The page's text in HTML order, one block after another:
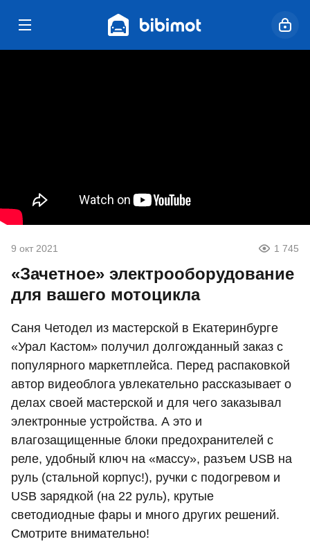
9 окт 2021 1 745
«Зачетное» электрооборудование
для вашего мотоцикла
Саня Четодел из мастерской в Екатеринбурге
«Урал Кастом» получил долгожданный заказ с
популярного маркетплейса. Перед распаковкой
автор видеоблога увлекательно рассказывает о
делах своей мастерской и для чего заказывал
электронные устройства. А это и
влагозащищенные блоки предохранителей с
реле, удобный ключ на «массу», разъем USB на
руль (стальной корпус!), ручки с подогревом и
USB зарядкой (на 22 руль), крутые
светодиодные фары и много других решений.
Смотрите внимательно!